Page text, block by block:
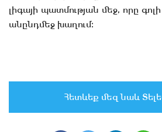
լիգայի պատմության մեջ, որը
անընդմեջ խաղում։
Հետևեք մեզ նաև